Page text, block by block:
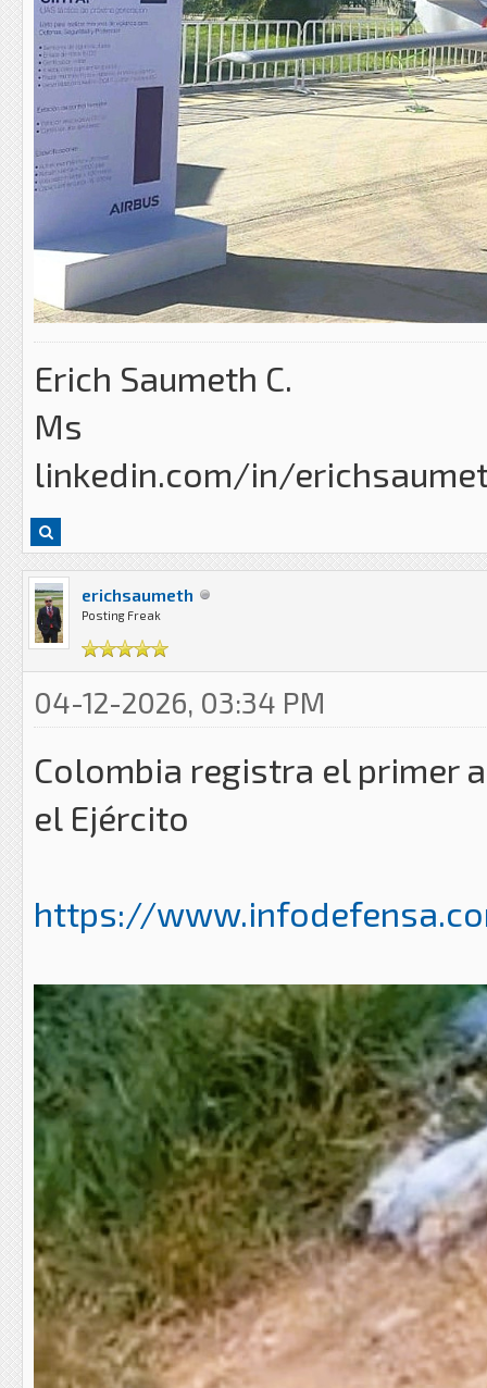
Erich Saumeth C.
Ms
linkedin.com/in/
erichsaumeth
Posting Freak
04-12-2026, 03:34 PM
Colombia registra el primer
el Ejército
https://